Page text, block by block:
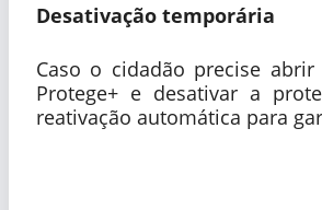
Desativação temporária
Caso o cidadão precise
Protege+ e desativar a
reativação automática para